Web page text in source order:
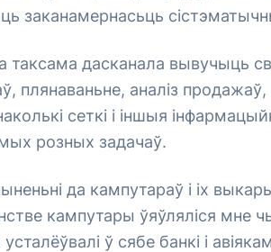
заканамернасьць
таксама дасканала вывучыць
плянаваньне, аналіз
сеткі і іншыя
розных задачаў.
да кампутараў і іх
кампутары ўяўляліся мне
ў сябе банкі і